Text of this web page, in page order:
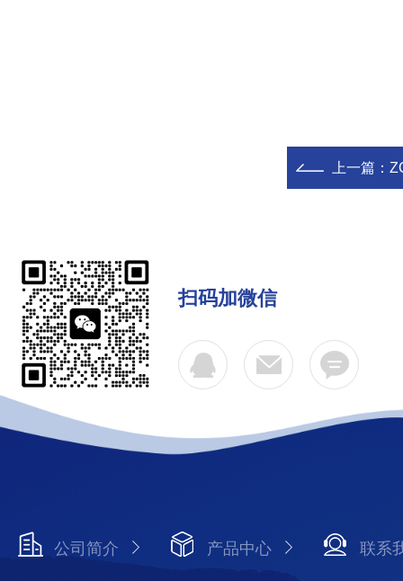
上一篇：
扫码加微信
公司简介 产品中心 联系